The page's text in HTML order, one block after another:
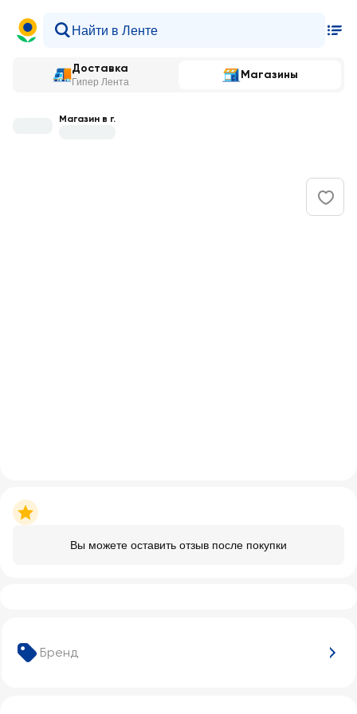
Доставка
Гипер Лента
Магазины
Магазин в г.
Вы можете оставить отзыв после покупки
Бренд